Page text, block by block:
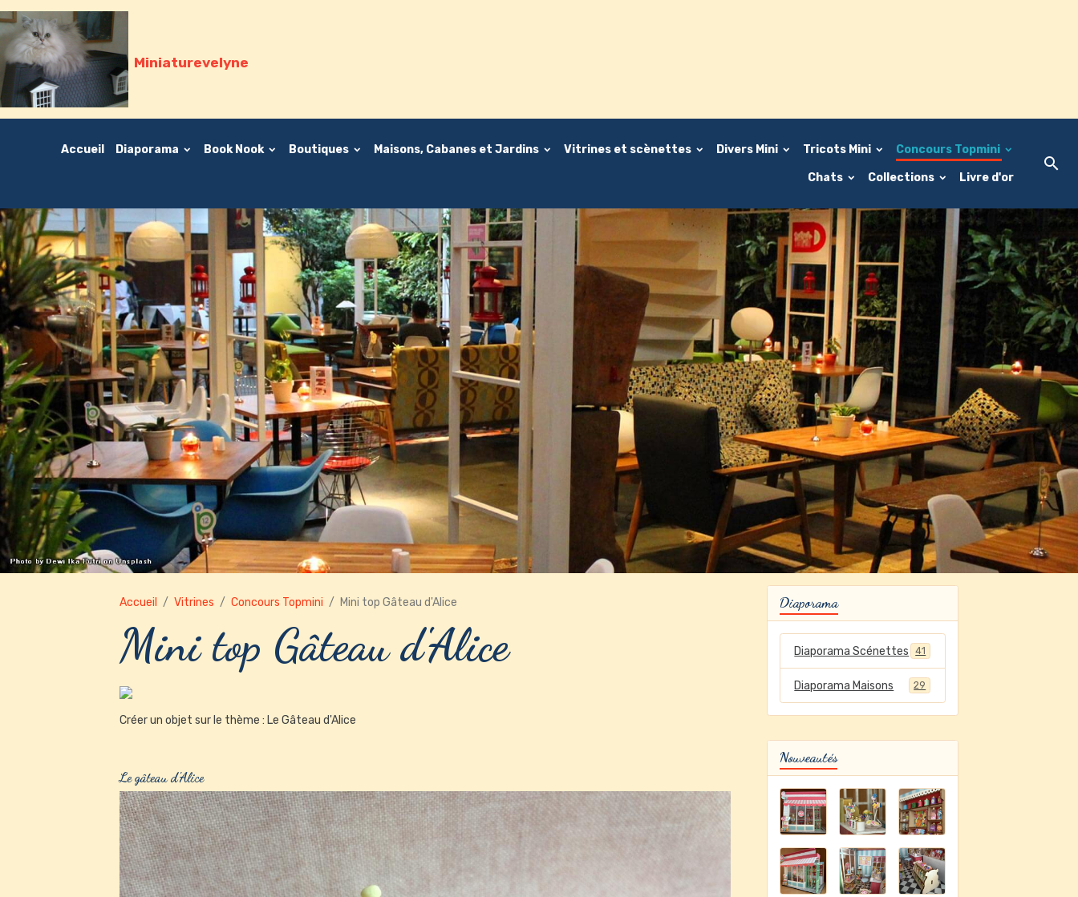
Miniaturevelyne
Accueil Diaporama Book Nook Boutiques Maisons, Cabanes et Jardins Vitrines et scènettes Divers Mini Tricots Mini Concours Topmini
Chats Collections Livre d'or
Accueil Vitrines Concours Topmini Mini top Gâteau d'Alice
Mini top Gâteau d'Alice
Créer un objet sur le thème : Le Gâteau d'Alice
Le gâteau d'Alice
Diaporama
Diaporama Scénettes 41
Diaporama Maisons 29
Nouveautés